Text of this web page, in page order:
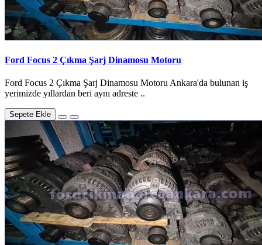
Ford Focus 2 Çıkma Şarj Dinamosu Motoru
Ford Focus 2 Çıkma Şarj Dinamosu Motoru Ankara'da bulunan iş
yerimizde yıllardan beri aynı adreste ..
Sepete Ekle